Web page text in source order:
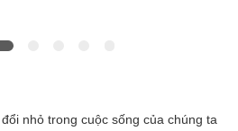
nhỏ trong cuộc sống của chúng ta